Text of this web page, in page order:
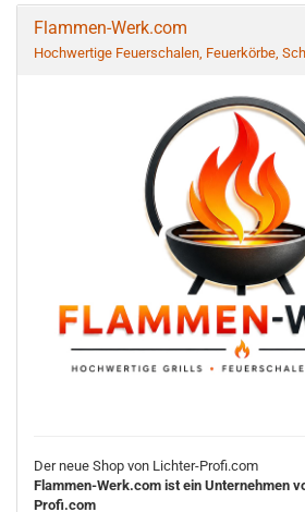
Flammen-Werk.com
Hochwertige Feuerschalen, Feuerkörbe,
Der neue Shop von Lichter-Profi.com
Flammen-Werk.com ist ein Unternehmen
Profi.com